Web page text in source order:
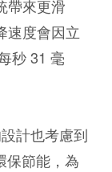
帶來更滑
速度會因立
秒 31 毫
計也考慮到
保節能，為